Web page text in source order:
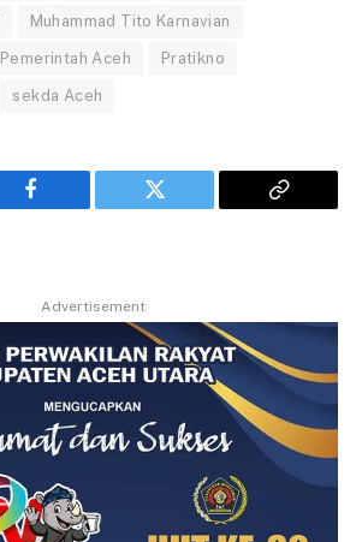
Muhammad Tito Karnavian
Pemerintah Aceh Pratikno
sekda Aceh
Facebook Twitter
Copy
Advertisement